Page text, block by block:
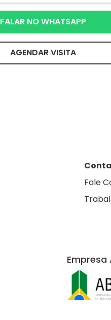
FALAR NO WHATSAPP
AGENDAR VISITA
Fale